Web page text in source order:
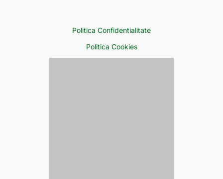
Politica Confidentialitate
Politica Cookies